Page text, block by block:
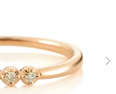
Canal４℃
すべてのジュエリー